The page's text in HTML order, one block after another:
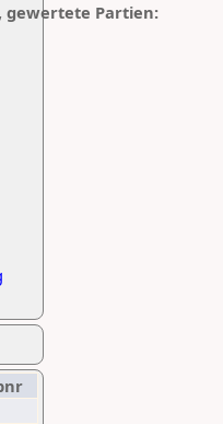
gewertete Partien: